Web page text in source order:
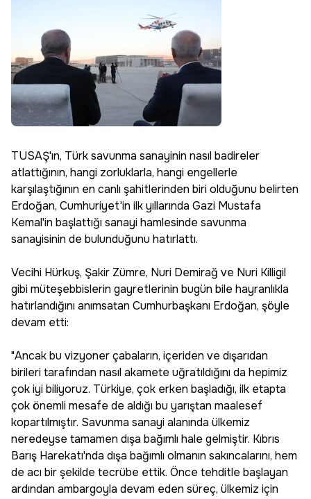
TUSAŞ'ın, Türk savunma sanayinin nasıl badireler
atlattığının, hangi zorluklarla, hangi engellerle
karşılaştığının en canlı şahitlerinden biri olduğunu belirten
Erdoğan, Cumhuriyet'in ilk yıllarında Gazi Mustafa
Kemal'in başlattığı sanayi hamlesinde savunma
sanayisinin de bulunduğunu hatırlattı.
Vecihi Hürkuş, Şakir Zümre, Nuri Demirağ ve Nuri Killigil
gibi müteşebbislerin gayretlerinin bugün bile hayranlıkla
hatırlandığını anımsatan Cumhurbaşkanı Erdoğan, şöyle
devam etti:
"Ancak bu vizyoner çabaların, içeriden ve dışarıdan
birileri tarafından nasıl akamete uğratıldığını da hepimiz
çok iyi biliyoruz. Türkiye, çok erken başladığı, ilk etapta
çok önemli mesafe de aldığı bu yarıştan maalesef
kopartılmıştır. Savunma sanayi alanında ülkemiz
neredeyse tamamen dışa bağımlı hale gelmiştir. Kıbrıs
Barış Harekatı'nda dışa bağımlı olmanın sakıncalarını, hem
de acı bir şekilde tecrübe ettik. Önce tehditle başlayan
ardından ambargoyla devam eden süreç, ülkemiz için